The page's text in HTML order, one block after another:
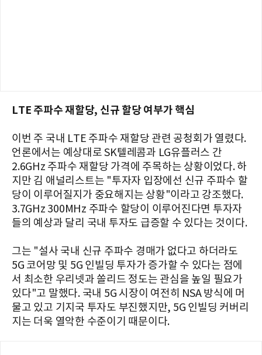
LTE 주파수 재할당, 신규 할당 여부가 핵심
이번 주 국내 LTE 주파수 재할당 관련 공청회가 열렸다.
언론에서는 예상대로 SK텔레콤과 LG유플러스 간
2.6GHz 주파수 재할당 가격에 주목하는 상황이었다. 하
지만 김 애널리스트는 "투자자 입장에선 신규 주파수 할
당이 이루어질지가 중요해지는 상황"이라고 강조했다.
3.7GHz 300MHz 주파수 할당이 이루어진다면 투자자
들의 예상과 달리 국내 투자도 급증할 수 있다는 것이다.
그는 "설사 국내 신규 주파수 경매가 없다고 하더라도
5G 코어망 및 5G 인빌딩 투자가 증가할 수 있다는 점에
서 최소한 우리넷과 쏠리드 정도는 관심을 높일 필요가
있다"고 말했다. 국내 5G 시장이 여전히 NSA 방식에 머
물고 있고 기지국 투자도 부진했지만, 5G 인빌딩 커버리
지는 더욱 열악한 수준이기 때문이다.